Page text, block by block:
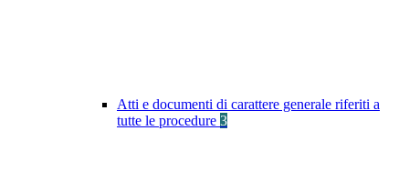
Atti e documenti di carattere generale riferiti a
tutte le procedure 3